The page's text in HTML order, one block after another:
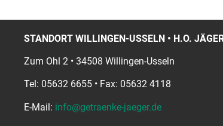
STANDORT WILLINGEN-USSELN • H.O.
Zum Ohl 2 • 34508 Willingen-Usseln
Tel: 05632 6655 • Fax: 05632 4118
E-Mail: info@getraenke-jaeger.de